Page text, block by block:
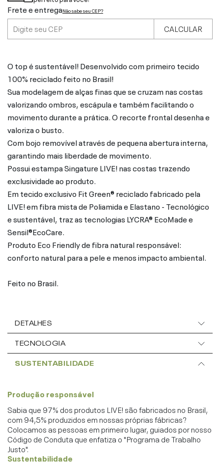
Frete e entregaNão sabe seu CEP?
CALCULAR
O top é sustentável! Desenvolvido com primeiro tecido
100% reciclado feito no Brasil!
Sua modelagem de alças finas que se cruzam nas costas
valorizando ombros, escápula e também facilitando o
movimento durante a prática. O recorte frontal desenha e
valoriza o busto.
Com bojo removível através de pequena abertura interna,
garantindo mais liberdade de movimento.
Possui estampa Singature LIVE! nas costas trazendo
exclusividade ao produto.
Em tecido exclusivo Fit Green® reciclado fabricado pela
LIVE! em fibra mista de Poliamida e Elastano - Tecnológico
e sustentável, traz as tecnologias LYCRA® EcoMade e
Sensil®EcoCare.
Produto Eco Friendly de fibra natural responsável:
conforto natural para a pele e menos impacto ambiental.
Feito no Brasil.
DETALHES
TECNOLOGIA
SUSTENTABILIDADE
Produção responsável
Sabia que 97% dos produtos LIVE! são fabricados no Brasil,
com 94,5% produzidos em nossas próprias fábricas?
Colocamos as pessoas em primeiro lugar, guiados por nosso
Código de Conduta que enfatiza o "Programa de Trabalho
Justo".
Sustentabilidade